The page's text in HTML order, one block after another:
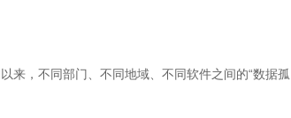
来，不同部门、不同地域、不同软件之间的“数据孤